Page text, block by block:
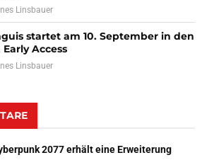
Linsbauer
startet am 10. September in den
Access
Linsbauer
2077 erhält eine Erweiterung